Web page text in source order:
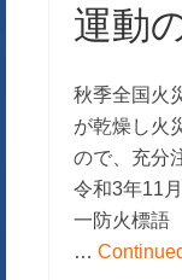
運動
秋季全国火
が乾燥し火
ので、充分
令和3年11
一防火標
…